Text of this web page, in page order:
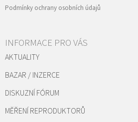
Podmínky ochrany osobních údajů
INFORMACE PRO VÁS
AKTUALITY
BAZAR / INZERCE
DISKUZNÍ FÓRUM
MĚŘENÍ REPRODUKTORŮ